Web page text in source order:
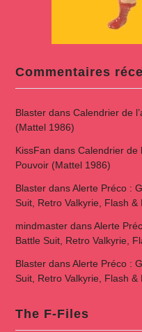
Commentaires
Blasterdans Calendrier de
(Mattel 1986)
KissFan dans Calendrier de
Pouvoir (Mattel 1986)
BlasterdansAlerte Préco :
Suit, Retro Valkyrie, Flash
mindmasterdansAlerte
Battle Suit, Retro Valkyrie,
BlasterdansAlerte Préco :
Suit, Retro Valkyrie, Flash
The F-Files